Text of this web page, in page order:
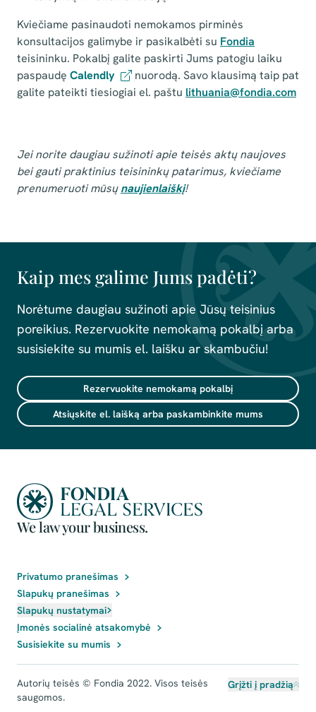
Kviečiame pasinaudoti nemokamos pirminės
konsultacijos galimybe ir pasikalbėti su Fondia
teisininku. Pokalbį galite paskirti Jums patogiu laiku
paspaudę Calendly
nuorodą. Savo klausimą taip pat
galite pateikti tiesiogiai el. paštu lithuania@fondia.com
Jei norite daugiau sužinoti apie teisės aktų naujoves
bei gauti praktinius teisininkų patarimus, kviečiame
prenumeruoti mūsųnaujienlaiškį!
Kaip mes galime Jums padėti?
Norėtume daugiau sužinoti apie Jūsų teisinius
poreikius. Rezervuokite nemokamą pokalbį arba
susisiekite su mumis el. laišku ar skambučiu!
Rezervuokite nemokamą pokalbį
Atsiųskite el. laišką arba paskambinkite mums
We law your business.
Privatumo pranešimas
Slapukų pranešimas
Slapukų nustatymai
Įmonės socialinė atsakomybė
Susisiekite su mumis
Autorių teisės © Fondia 2022. Visos teisės
saugomos.
Grįžti į pradžią